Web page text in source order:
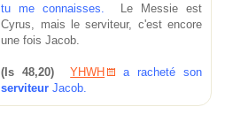
tu me connaisses.
Le Messie est
Cyrus, mais le serviteur, c'est encore
une fois Jacob.
(Is 48,20) YHWH
a racheté son
serviteur Jacob.